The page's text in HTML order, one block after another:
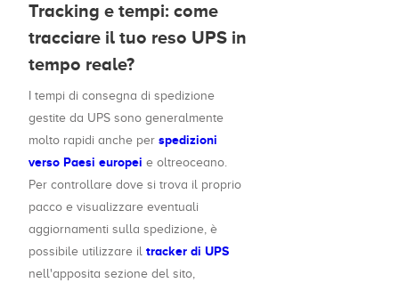
Tracking e tempi: come
tracciare il tuo reso UPS in
tempo reale?
I tempi di consegna di spedizione
gestite da UPS sono generalmente
molto rapidi anche per spedizioni
verso Paesi europei e oltreoceano.
Per controllare dove si trova il proprio
pacco e visualizzare eventuali
aggiornamenti sulla spedizione, è
possibile utilizzare il tracker di UPS
nell'apposita sezione del sito,